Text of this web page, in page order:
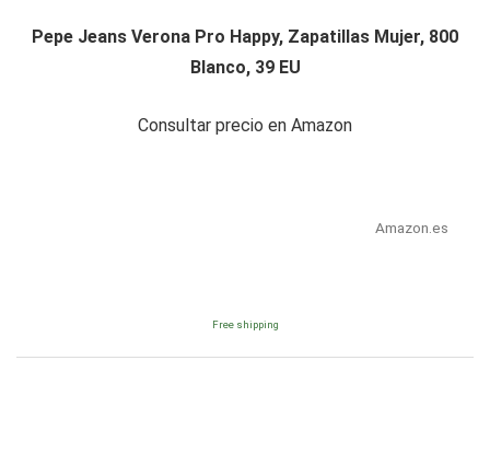
Pepe Jeans Verona Pro Happy, Zapatillas Mujer, 800
Blanco, 39 EU
Consultar precio en Amazon
Amazon.es
Free shipping